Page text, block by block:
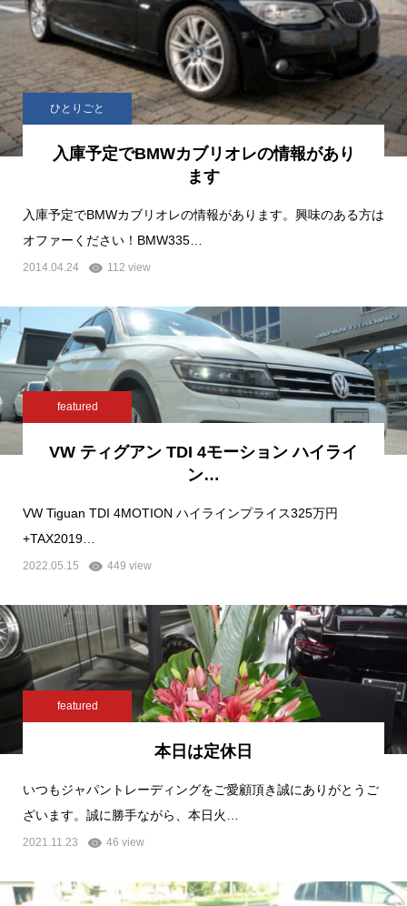
ひとりごと
入庫予定でBMWカブリオレの情報があり
ます
入庫予定でBMWカブリオレの情報があります。興味のある方は
オファーください！BMW335…
2014.04.24 112 view
featured
VW ティグアン TDI 4モーション ハイライ
ン…
VW Tiguan TDI 4MOTION ハイラインプライス325万円
+TAX2019…
2022.05.15 449 view
featured
本日は定休日
いつもジャパントレーディングをご愛顧頂き誠にありがとうご
ざいます。誠に勝手ながら、本日火…
2021.11.23 46 view